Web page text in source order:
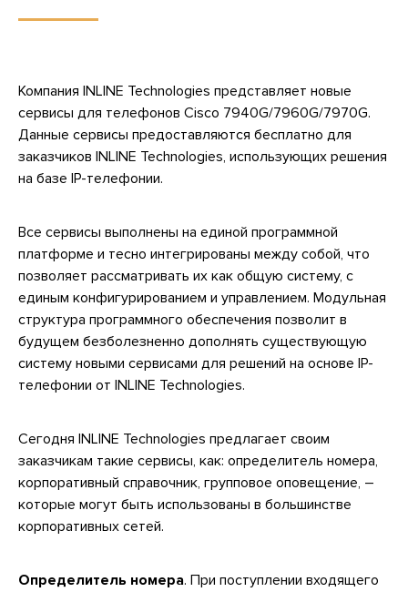
Компания INLINE Technologies представляет новые
сервисы для телефонов Cisco 7940G/7960G/7970G.
Данные сервисы предоставляются бесплатно для
заказчиков INLINE Technologies, использующих решения
на базе IP-телефонии.
Все сервисы выполнены на единой программной
платформе и тесно интегрированы между собой, что
позволяет рассматривать их как общую систему, с
единым конфигурированием и управлением. Модульная
структура программного обеспечения позволит в
будущем безболезненно дополнять существующую
систему новыми сервисами для решений на основе IP-
телефонии от INLINE Technologies.
Сегодня INLINE Technologies предлагает своим
заказчикам такие сервисы, как: определитель номера,
корпоративный справочник, групповое оповещение, –
которые могут быть использованы в большинстве
корпоративных сетей.
Определитель номера. При поступлении входящего